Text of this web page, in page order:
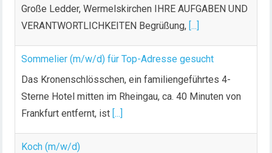
Große Ledder, Wermelskirchen IHRE AUFGABEN UND
VERANTWORTLICHKEITEN Begrüßung, [...]
Sommelier (m/w/d) für Top-Adresse gesucht
Das Kronenschlösschen, ein familiengeführtes 4-
Sterne Hotel mitten im Rheingau, ca. 40 Minuten von
Frankfurt entfernt, ist [...]
Koch (m/w/d)